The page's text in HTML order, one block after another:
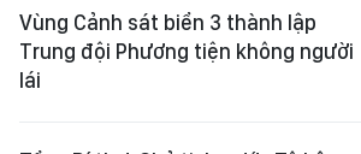
Vùng Cảnh sát biển 3 thành lập
Trung đội Phương tiện không người
lái